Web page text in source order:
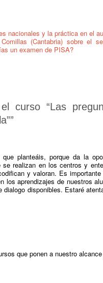
nacionales y la práctica en el
(Cantabria) sobre el
un examen de PISA?
el curso “Las
”
planteáis, porque da la
realizan en los centros y
y valoran. Es importante
los aprendizajes de nuestros
disponibles. Estaré
que ponen a nuestro